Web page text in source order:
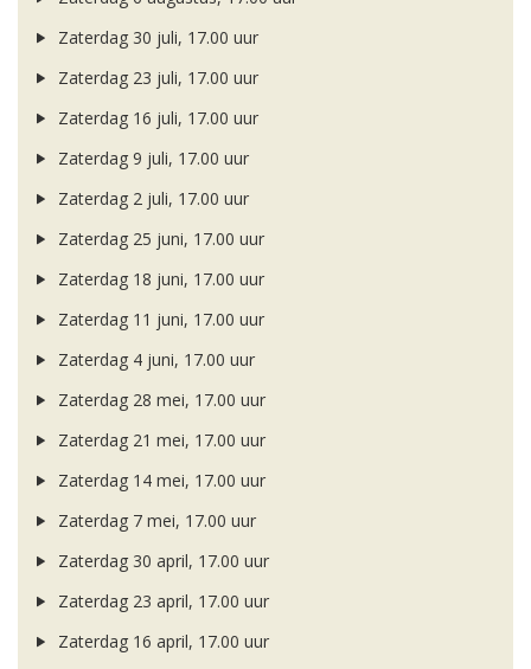
Zaterdag 30 juli, 17.00 uur
Zaterdag 23 juli, 17.00 uur
Zaterdag 16 juli, 17.00 uur
Zaterdag 9 juli, 17.00 uur
Zaterdag 2 juli, 17.00 uur
Zaterdag 25 juni, 17.00 uur
Zaterdag 18 juni, 17.00 uur
Zaterdag 11 juni, 17.00 uur
Zaterdag 4 juni, 17.00 uur
Zaterdag 28 mei, 17.00 uur
Zaterdag 21 mei, 17.00 uur
Zaterdag 14 mei, 17.00 uur
Zaterdag 7 mei, 17.00 uur
Zaterdag 30 april, 17.00 uur
Zaterdag 23 april, 17.00 uur
Zaterdag 16 april, 17.00 uur